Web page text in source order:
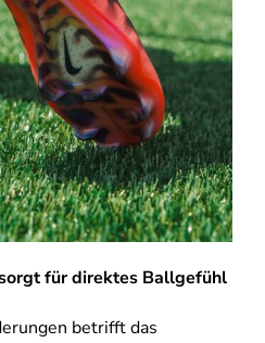
für direktes Ballgefühl
betrifft das